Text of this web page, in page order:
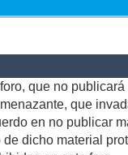
que no
que
en no publicar
dicho material